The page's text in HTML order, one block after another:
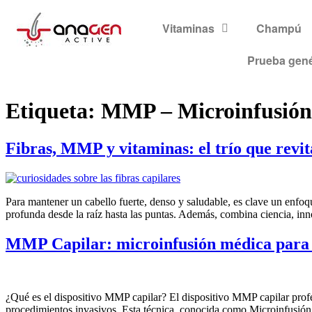
Vitaminas
Champú
Prueba
Etiqueta: MMP –
Fibras, MMP y vitaminas: el trío que
Para mantener un cabello fuerte, denso y saludable, es clave un
profunda desde la raíz hasta las puntas. Además, combina ciencia,
MMP Capilar: microinfusión médica
¿Qué es el dispositivo MMP capilar? El dispositivo MMP capilar
procedimientos invasivos. Esta técnica, conocida como